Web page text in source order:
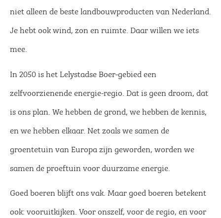
niet alleen de beste landbouwproducten van Nederland.
Je hebt ook wind, zon en ruimte. Daar willen we iets
mee.
In 2050 is het Lelystadse Boer-gebied een
zelfvoorzienende energie-regio. Dat is geen droom, dat
is ons plan. We hebben de grond, we hebben de kennis,
en we hebben elkaar. Net zoals we samen de
groentetuin van Europa zijn geworden, worden we
samen de proeftuin voor duurzame energie.
Goed boeren blijft ons vak. Maar goed boeren betekent
ook: vooruitkijken. Voor onszelf, voor de regio, en voor